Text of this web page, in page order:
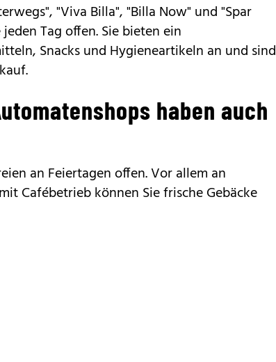
"Viva Billa", "Billa Now" und "Spar
Tag offen. Sie bieten ein
Snacks und Hygieneartikeln an und sind
haben auch
an Feiertagen offen. Vor allem an
Cafébetrieb können Sie frische Gebäcke